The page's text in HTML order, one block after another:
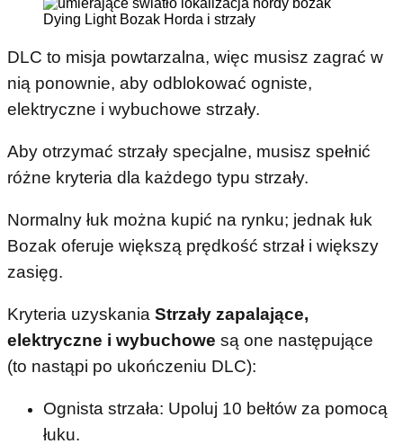
Dying Light Bozak Horda i strzały
DLC to misja powtarzalna, więc musisz zagrać w
nią ponownie, aby odblokować ogniste,
elektryczne i wybuchowe strzały.
Aby otrzymać strzały specjalne, musisz spełnić
różne kryteria dla każdego typu strzały.
Normalny łuk można kupić na rynku; jednak łuk
Bozak oferuje większą prędkość strzał i większy
zasięg.
Kryteria uzyskania Strzały zapalające,
elektryczne i wybuchowe są one następujące
(to nastąpi po ukończeniu DLC):
Ognista strzała: Upoluj 10 bełtów za pomocą
łuku.